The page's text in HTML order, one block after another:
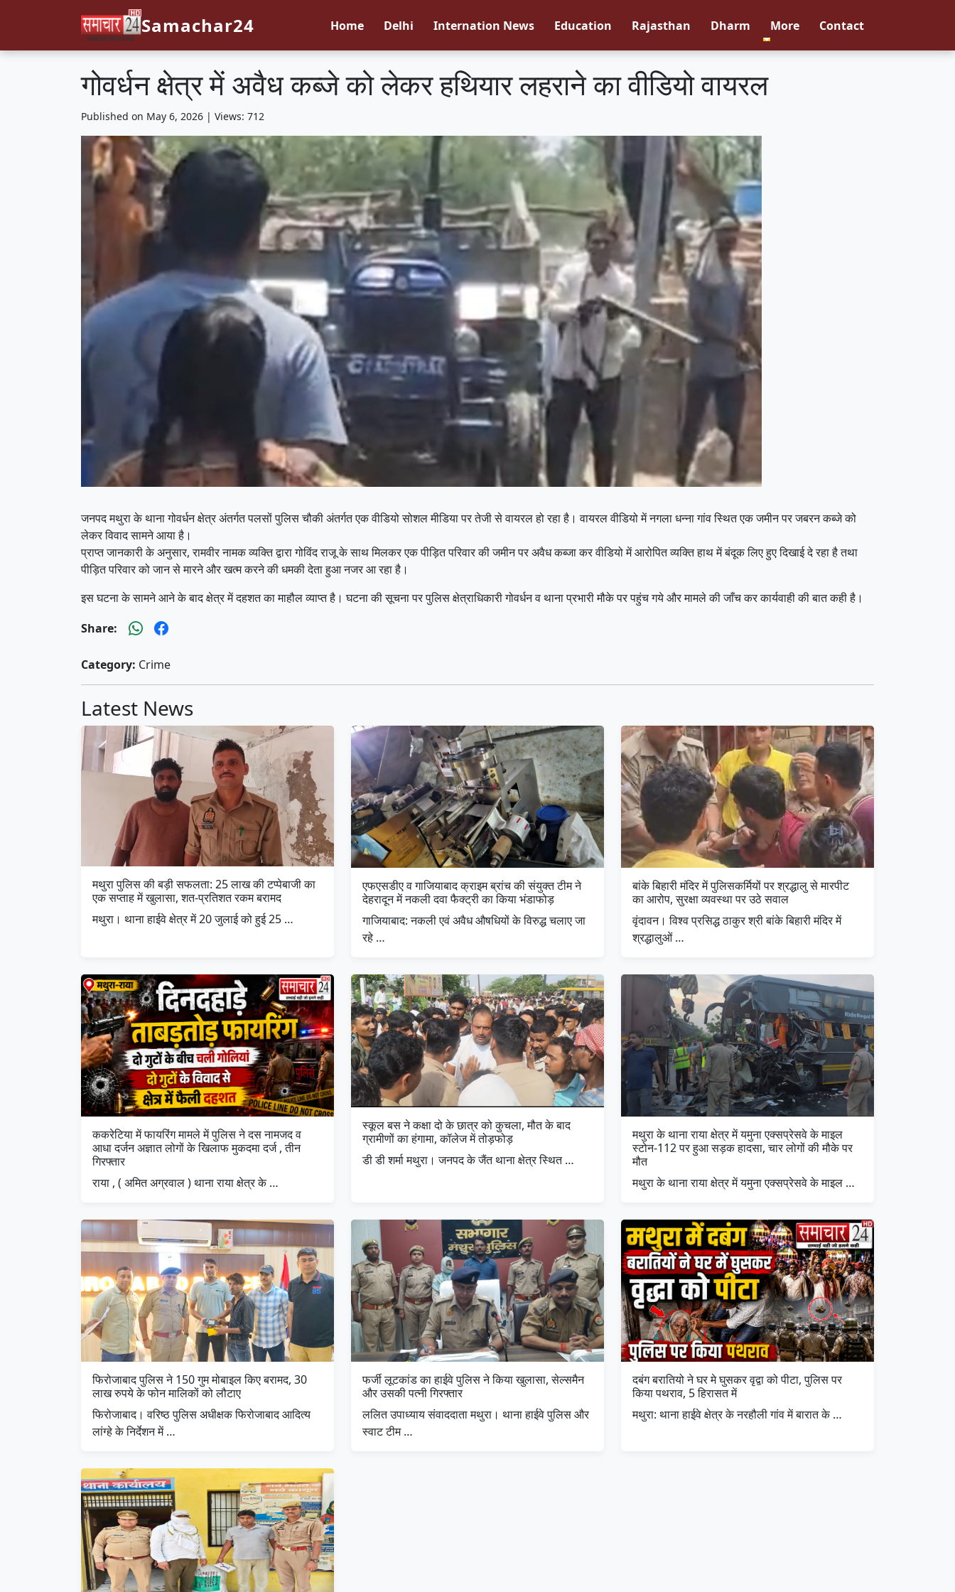
Samachar24 Home Delhi Internation News Education Rajasthan Dharm More Contact
गोवर्धन क्षेत्र में अवैध कब्जे को लेकर हथियार लहराने का वीडियो वायरल
Published on May 6, 2026 | Views: 712
जनपद मथुरा के थाना गोवर्धन क्षेत्र अंतर्गत पलसों पुलिस चौकी अंतर्गत एक वीडियो सोशल मीडिया पर तेजी से वायरल हो रहा है। वायरल वीडियो में नगला धन्ना गांव स्थित एक जमीन पर जबरन कब्जे को
लेकर विवाद सामने आया है।
प्राप्त जानकारी के अनुसार, रामवीर नामक व्यक्ति द्वारा गोविंद राजू के साथ मिलकर एक पीड़ित परिवार की जमीन पर अवैध कब्जा कर वीडियो में आरोपित व्यक्ति हाथ में बंदूक लिए हुए दिखाई दे रहा है तथा
पीड़ित परिवार को जान से मारने और खत्म करने की धमकी देता हुआ नजर आ रहा है।
इस घटना के सामने आने के बाद क्षेत्र में दहशत का माहौल व्याप्त है। घटना की सूचना पर पुलिस क्षेत्राधिकारी गोवर्धन व थाना प्रभारी मौके पर पहुंच गये और मामले की जाँच कर कार्यवाही की बात कही है।
Share:
Category: Crime
Latest News
मथुरा पुलिस की बड़ी सफलता: 25 लाख की टप्पेबाजी का
एक सप्ताह में खुलासा, शत-प्रतिशत रकम बरामद
मथुरा। थाना हाईवे क्षेत्र में 20 जुलाई को हुई 25 …
एफएसडीए व गाजियाबाद क्राइम ब्रांच की संयुक्त टीम ने
देहरादून में नकली दवा फैक्ट्री का किया भंडाफोड़
गाजियाबाद: नकली एवं अवैध औषधियों के विरुद्ध चलाए जा
रहे …
बांके बिहारी मंदिर में पुलिसकर्मियों पर श्रद्धालु से मारपीट
का आरोप, सुरक्षा व्यवस्था पर उठे सवाल
वृंदावन। विश्व प्रसिद्ध ठाकुर श्री बांके बिहारी मंदिर में
श्रद्धालुओं …
ककरेटिया में फायरिंग मामले में पुलिस ने दस नामजद व
आधा दर्जन अज्ञात लोगों के खिलाफ मुकदमा दर्ज , तीन
गिरफ्तार
राया , ( अमित अग्रवाल ) थाना राया क्षेत्र के …
स्कूल बस ने कक्षा दो के छात्र को कुचला, मौत के बाद
ग्रामीणों का हंगामा, कॉलेज में तोड़फोड़
डी डी शर्मा मथुरा। जनपद के जैंत थाना क्षेत्र स्थित …
मथुरा के थाना राया क्षेत्र में यमुना एक्सप्रेसवे के माइल
स्टोन-112 पर हुआ सड़क हादसा, चार लोगों की मौके पर
मौत
मथुरा के थाना राया क्षेत्र में यमुना एक्सप्रेसवे के माइल …
फिरोजाबाद पुलिस ने 150 गुम मोबाइल किए बरामद, 30
लाख रुपये के फोन मालिकों को लौटाए
फिरोजाबाद। वरिष्ठ पुलिस अधीक्षक फिरोजाबाद आदित्य
लांग्हे के निर्देशन में …
फर्जी लूटकांड का हाईवे पुलिस ने किया खुलासा, सेल्समैन
और उसकी पत्नी गिरफ्तार
ललित उपाध्याय संवाददाता मथुरा। थाना हाईवे पुलिस और
स्वाट टीम …
दबंग बरातियो ने घर मे घुसकर वृद्वा को पीटा, पुलिस पर
किया पथराव, 5 हिरासत में
मथुरा: थाना हाईवे क्षेत्र के नरहौली गांव में बारात के …